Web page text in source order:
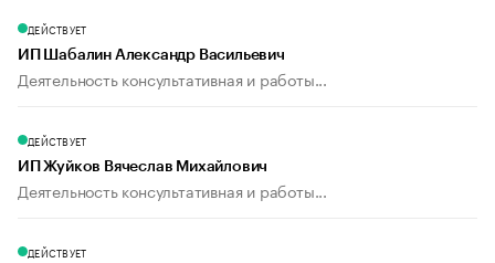
ДЕЙСТВУЕТ
ИП Шабалин Александр Васильевич
Деятельность консультативная и работы...
ДЕЙСТВУЕТ
ИП Жуйков Вячеслав Михайлович
Деятельность консультативная и работы...
ДЕЙСТВУЕТ